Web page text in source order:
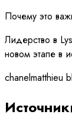
Почему это
Лидерство в
новом этапе в
chanelmatthieu